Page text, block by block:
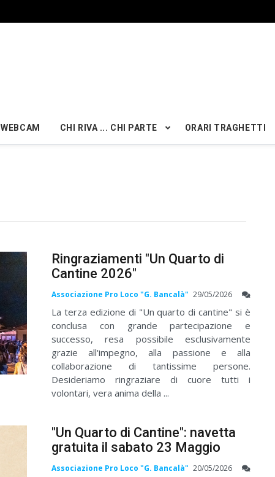
WEBCAM CHI RIVA ... CHI PARTE ORARI TRAGHETTI
Ringraziamenti "Un Quarto di
Cantine 2026"
Associazione Pro Loco "G. Bancalà" 29/05/2026
La terza edizione di "Un quarto di cantine" si è
conclusa con grande partecipazione e
successo, resa possibile esclusivamente
grazie all'impegno, alla passione e alla
collaborazione di tantissime persone.
Desideriamo ringraziare di cuore tutti i
volontari, vera anima della ...
"Un Quarto di Cantine": navetta
gratuita il sabato 23 Maggio
Associazione Pro Loco "G. Bancalà" 20/05/2026